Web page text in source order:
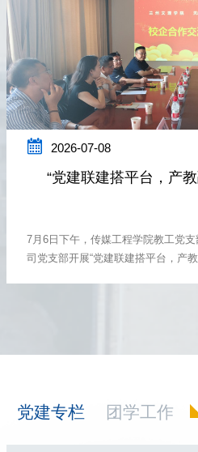
 2026-07-08
“党建联建搭平台，产
7月6日下午，传媒工程学院教工党
司党支部开展“党建联建搭平台，产
党建专栏 团学工作